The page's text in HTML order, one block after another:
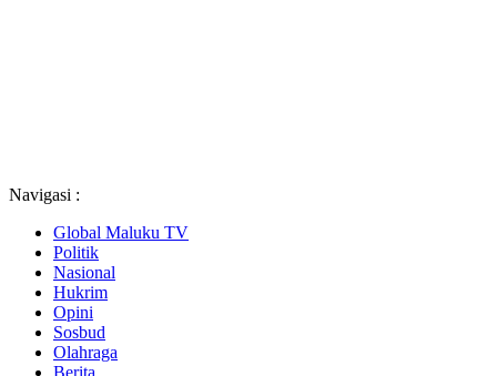
Navigasi :
Global Maluku TV
Politik
Nasional
Hukrim
Opini
Sosbud
Olahraga
Berita